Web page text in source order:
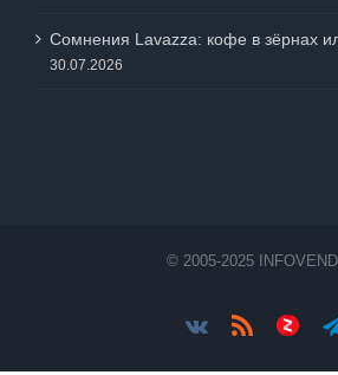
Сомнения Lavazza: кофе в зёрнах
30.07.2026
© 2005-2025
Vk Rss